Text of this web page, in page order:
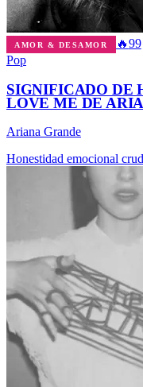
AMOR & DESAMOR 🔥99
Pop
SIGNIFICADO DE
LOVE ME DE
Ariana Grande
Honestidad emocional